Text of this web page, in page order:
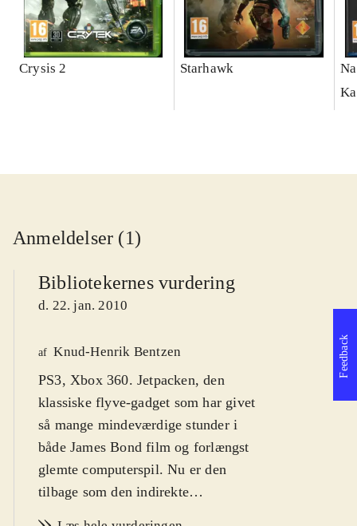
Crysis 2 Starhawk
Anmeldelser (1)
Bibliotekernes vurdering
d. 22. jan. 2010
af Knud-Henrik Bentzen
PS3, Xbox 360. Jetpacken, den
klassiske flyve-gadget som har givet
så mange mindeværdige stunder i
både James Bond film og forlængst
glemte computerspil. Nu er den
tilbage som den indirekte
Feedback